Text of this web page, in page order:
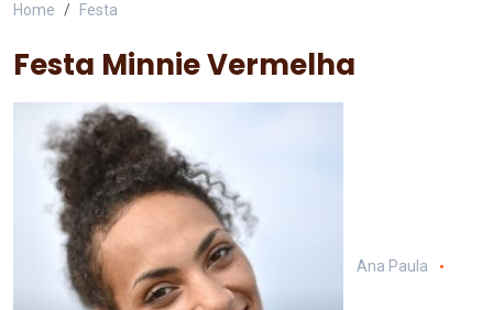
Home Festa
Festa Minnie Vermelha
Ana Paula